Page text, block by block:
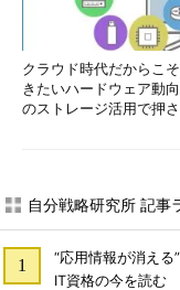
クラウド時代だからこ
きたいハードウェア動
のストレージ活用で押
自分戦略研究所 記事
“応用情報が消え
IT資格の今を読む